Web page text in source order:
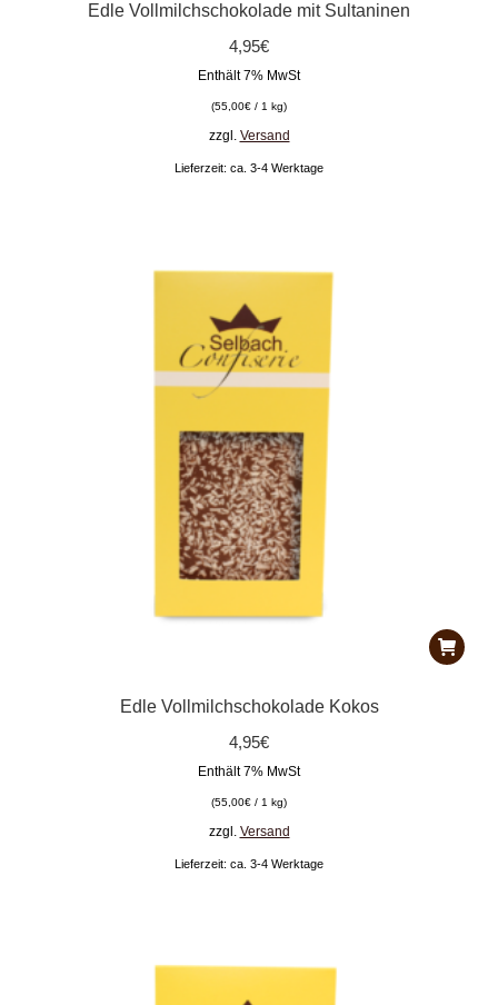
Edle Vollmilchschokolade mit Sultaninen
4,95€
Enthält 7% MwSt
(55,00€ / 1 kg)
zzgl. Versand
Lieferzeit: ca. 3-4 Werktage
Edle Vollmilchschokolade Kokos
4,95€
Enthält 7% MwSt
(55,00€ / 1 kg)
zzgl. Versand
Lieferzeit: ca. 3-4 Werktage